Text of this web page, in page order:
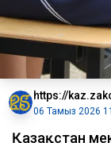
https://
06 Тамыз 2026
Қазақстан